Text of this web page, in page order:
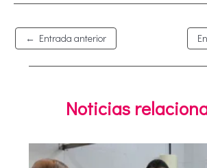
← Entrada anterior
Noticias